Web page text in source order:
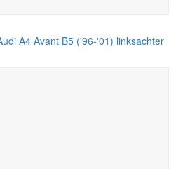
A4 Avant B5 ('96-'01) linksachter